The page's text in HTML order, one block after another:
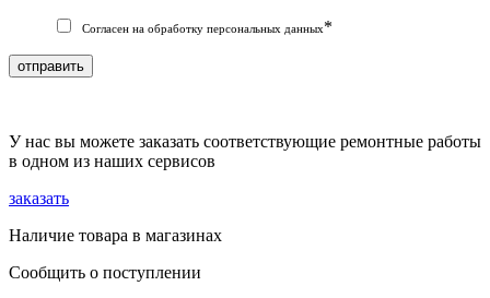
Согласен на обработку персональных данных*
отправить
У нас вы можете заказать соответствующие ремонтные работы
в одном из наших сервисов
заказать
Наличие товара в магазинах
Сообщить о поступлении